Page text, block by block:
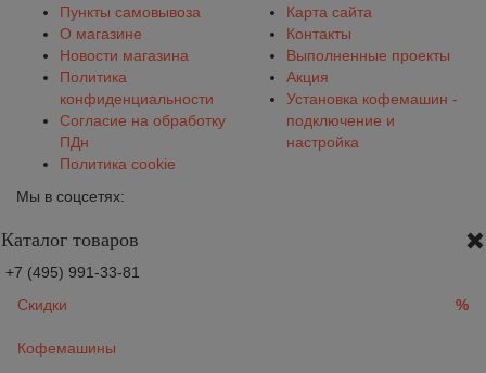
Пункты самовывоза
О магазине
Новости магазина
Политика
конфиденциальности
Согласие на обработку
ПДн
Политика cookie
Карта сайта
Контакты
Выполненные проекты
Акция
Установка кофемашин -
подключение и
настройка
Мы в соцсетях:
Каталог товаров
+7 (495) 991-33-81
Скидки
%
Кофемашины